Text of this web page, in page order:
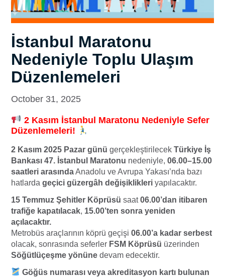
İstanbul Maratonu
Nedeniyle Toplu Ulaşım
Düzenlemeleri
October 31, 2025
2 Kasım İstanbul Maratonu Nedeniyle Sefer
Düzenlemeleri!
2 Kasım 2025 Pazar günü gerçekleştirilecek Türkiye İş
Bankası 47. İstanbul Maratonu nedeniyle, 06.00–15.00
saatleri arasındaAnadolu ve Avrupa Yakası’nda bazı
hatlarda geçici güzergâh değişiklikleri yapılacaktır.
15 Temmuz Şehitler Köprüsü saat06.00’dan itibaren
trafiğe kapatılacak, 15.00’ten sonra yeniden
açılacaktır.
Metrobüs araçlarının köprü geçişi 06.00’a kadar serbest
olacak, sonrasında seferler FSM Köprüsü üzerinden
Söğütlüçeşme yönüne devam edecektir.
Göğüs numarası veya akreditasyon kartı bulunan